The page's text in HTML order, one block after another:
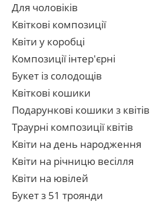
Для чоловіків
Квіткові композиції
Квіти у коробці
Композиції інтер'єрні
Букет із солодощів
Квіткові кошики
Подарункові кошики з квітів
Траурні композиції квітів
Квіти на день народження
Квіти на річницю весілля
Квіти на ювілей
Букет з 51 троянди